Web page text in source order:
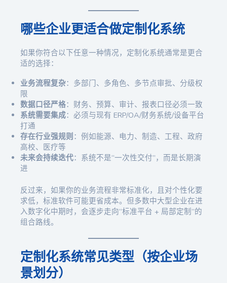
哪些企业更适合做定制化系统
如果你符合以下任意一种情况，定制化系统通常是更合
适的选择：
业务流程复杂：多部门、多角色、多节点审批、分级权
限
数据口径严格：财务、预算、审计、报表口径必须一致
系统需要集成：必须与现有 ERP/OA/财务系统/设备平台
打通
存在行业强规则 ：例如能源、电力、制造、工程、政府
高校、医疗等
未来会持续迭代：系统不是“一次性交付”，而是长期演
进
反过来，如果你的业务流程非常标准化，且对个性化要
求低，标准软件可能更省成本。但多数中大型企业在进
入数字化中期时，会逐步走向“标准平台 + 局部定制”的
组合路线。
定制化系统常见类型（按企业场
景划分）